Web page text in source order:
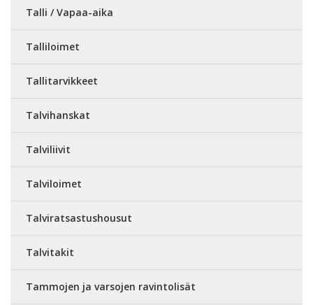
Talli / Vapaa-aika
Talliloimet
Tallitarvikkeet
Talvihanskat
Talviliivit
Talviloimet
Talviratsastushousut
Talvitakit
Tammojen ja varsojen ravintolisät